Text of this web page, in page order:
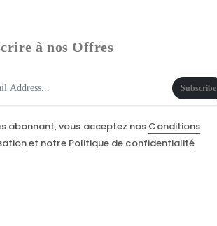
à nos Offres
Subscribe
abonnant, vous acceptez nos Conditions
et notre Politique de confidentialité